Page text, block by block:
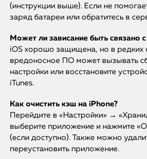
(инструкции выше). Если не
заряд батареи или обратитесь в
Может ли зависание быть связано
iOS хорошо защищена, но в редких
вредоносное ПО может вызывать
настройки или восстановите
iTunes.
Как очистить кэш на iPhone?
Перейдите в «Настройки» →
выберите приложение и нажмите
(если доступно). Также можно
переустановить приложение.